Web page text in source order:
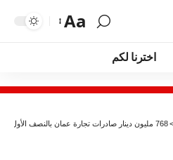
Aa
اخترنا لكم
>768 مليون دينار صادرات تجارة عمان بالنصف الأول من العام الحالي